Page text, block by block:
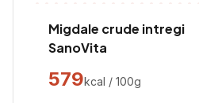
Migdale crude intregi
SanoVita
579kcal / 100g